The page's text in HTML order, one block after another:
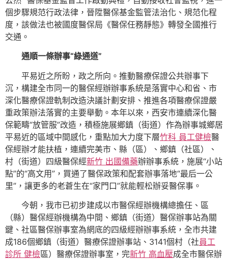
個步驟規范行政法律，晉陞醫保基金監管法治化、規范化程
度，該做法也被國度醫保局《醫保任務靜態》轉發全國推行
交通。
通順一條辦事“綠通道”
平易近之所盼，政之所向。推動醫療保證公共辦事下
沉，構建全市同一的醫保經辦辦事系統是落實中心和省、市
深化醫療保證軌制改造決議計劃安排、推進各項醫療保證嚴
重政策辦法落實的主要舉動。本年以來，西安市連續深化醫
保範疇“放管服”改造，積極施展鄉鎮（街道）作為辦事城鄉居
平易近的區域中間感化，重點加大力度下層竹科 員工健檢醫
保經辦才能扶植，連續完美市、縣（區）、鄉鎮（社區）、
村（街道）四級醫保經新竹 出國備藥辦辦事系統，施展“小站
點”的“高文用”，買通了醫保政策和配套辦事落地“最后一公
里”，讓更多的老蒼生在“家門口”就能輕松辦妥醫保事。
今朝，我市已初步建成以市醫保經辦機構總擔任、區
（縣）醫保經辦機構為中間、鄉鎮（街道）醫保辦事站為關
鍵、社區醫保辦事室為網底的四級經辦辦事系統，全市共建
成186個鄉鎮（街道）醫療保證辦事站、3141個村（社員工
診所 健檢區）醫療保證辦事室，完新竹 高血壓成全市醫保辦